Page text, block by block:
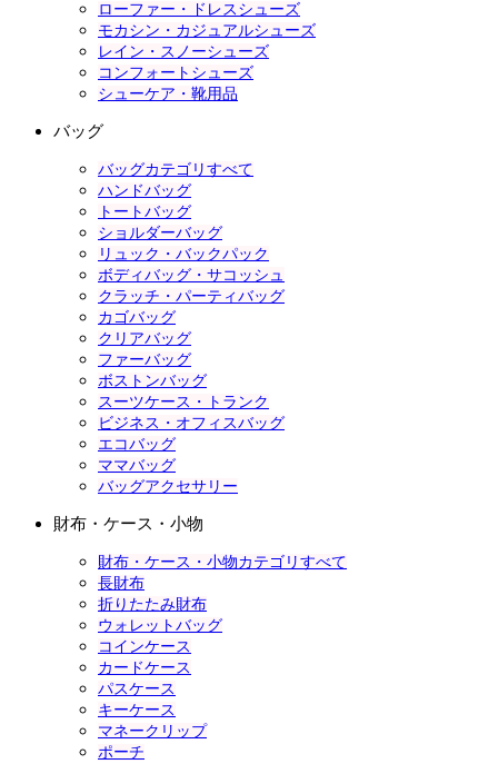
ローファー・ドレスシューズ
モカシン・カジュアルシューズ
レイン・スノーシューズ
コンフォートシューズ
シューケア・靴用品
バッグ
バッグカテゴリすべて
ハンドバッグ
トートバッグ
ショルダーバッグ
リュック・バックパック
ボディバッグ・サコッシュ
クラッチ・パーティバッグ
カゴバッグ
クリアバッグ
ファーバッグ
ボストンバッグ
スーツケース・トランク
ビジネス・オフィスバッグ
エコバッグ
ママバッグ
バッグアクセサリー
財布・ケース・小物
財布・ケース・小物カテゴリすべて
長財布
折りたたみ財布
ウォレットバッグ
コインケース
カードケース
パスケース
キーケース
マネークリップ
ポーチ